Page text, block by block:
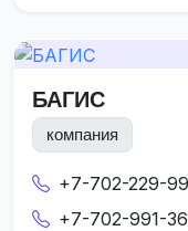
БАГИС
компания
+7-702-229-
+7-702-991-